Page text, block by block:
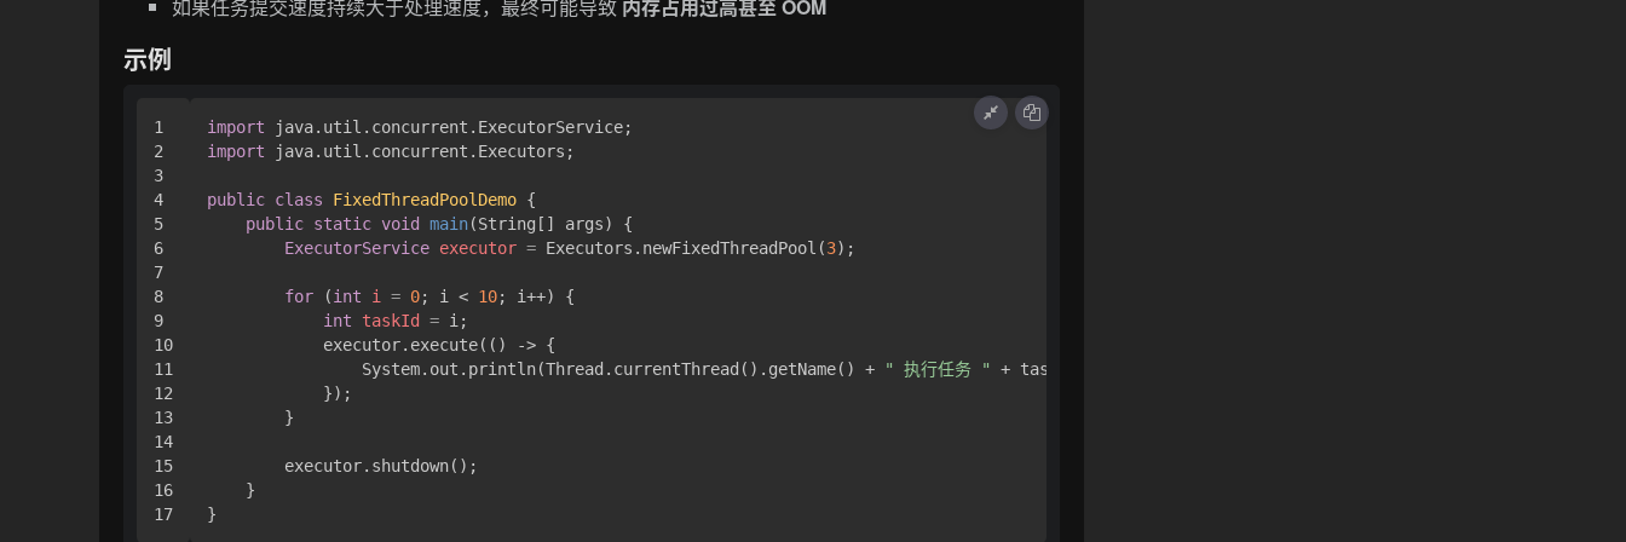
如果任务提交速度持续大于处理速度，最终可能导致 内存占用过高甚至 OOM
示例
1
2
3
4
5
6
7
8
9
10
11
12
13
14
15
16
import
import java.util.concurrent.Executors;
public class FixedThreadPoolDemo {
public static void main(String[] args)
{
ExecutorService executor = Executors.newFixedThreadPool(3);
for (int i = 0; i < 10; i++) {
int
taskId = i;
            executor.execute(() -> {
                System.out.println(Thread.currentThread().getName() +
" 执行任务 "
+ taskId);
            });
        }
        executor.shutdown();
    }